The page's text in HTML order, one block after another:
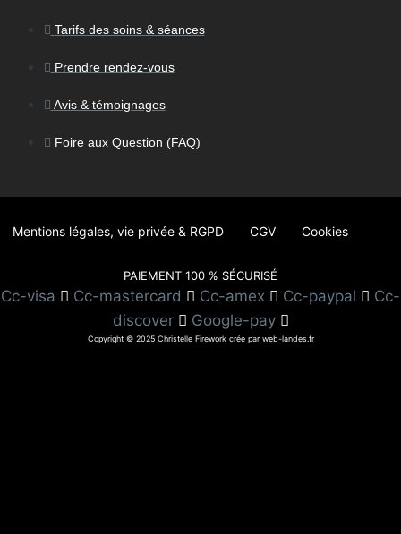
Tarifs des soins & séances
Prendre rendez-vous
Avis & témoignages
Foire aux Question (FAQ)
Mentions légales, vie privée & RGPD CGV Cookies
PAIEMENT 100 % SÉCURISÉ
Cc-visa Cc-mastercard Cc-amex Cc-paypal
Cc-
discover
Google-pay
Copyright © 2025 Christelle Firework crée par web-landes.fr